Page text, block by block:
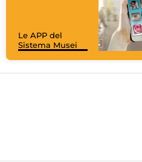
Le APP del
Sistema Musei